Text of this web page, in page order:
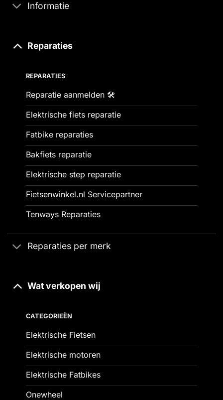
Informatie
Reparaties
REPARATIES
Reparatie aanmelden 🛠️
Elektrische fiets reparatie
Fatbike reparaties
Bakfiets reparatie
Elektrische step reparatie
Fietsenwinkel.nl Servicepartner
Tenways Reparaties
Reparaties per merk
Wat verkopen wij
CATEGORIEËN
Elektrische Fietsen
Elektrische motoren
Elektrische Fatbikes
Onewheel